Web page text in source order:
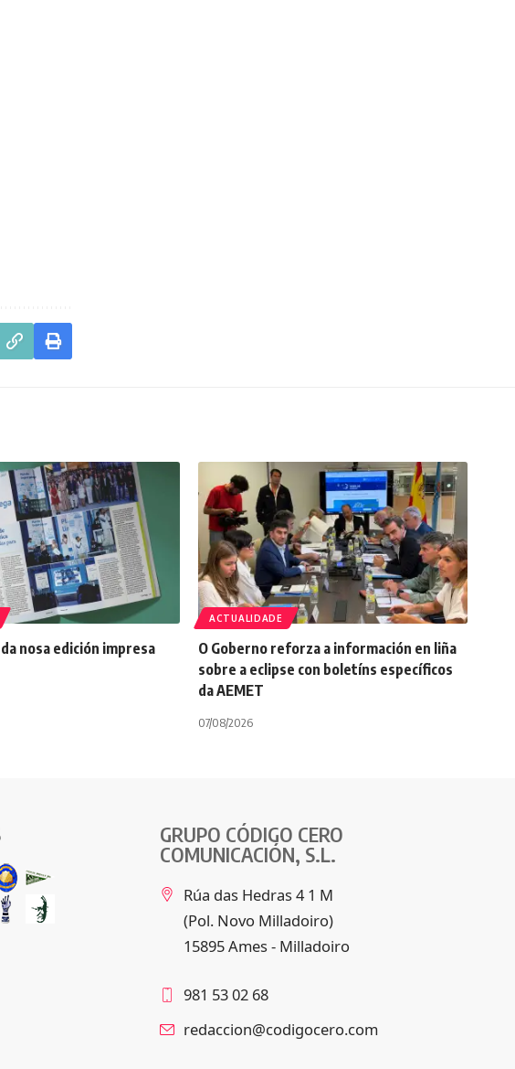
nosa edición impresa
ACTUALIDADE
O Goberno reforza a información en liña
sobre a eclipse con boletíns específicos
da AEMET
07/08/2026
GRUPO CÓDIGO CERO
COMUNICACIÓN, S.L.
Rúa das Hedras 4 1 M
(Pol. Novo Milladoiro)
15895 Ames - Milladoiro
981 53 02 68
redaccion@codigocero.com